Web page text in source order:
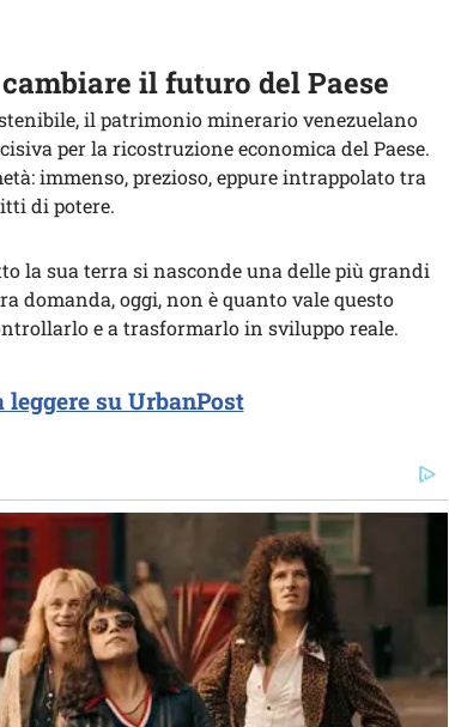
il futuro del Paese
il patrimonio minerario venezuelano
per la ricostruzione economica del Paese.
immenso, prezioso, eppure intrappolato tra
di potere.
la sua terra si nasconde una delle più grandi
domanda, oggi, non è quanto vale questo
e a trasformarlo in sviluppo reale.
leggere su UrbanPost